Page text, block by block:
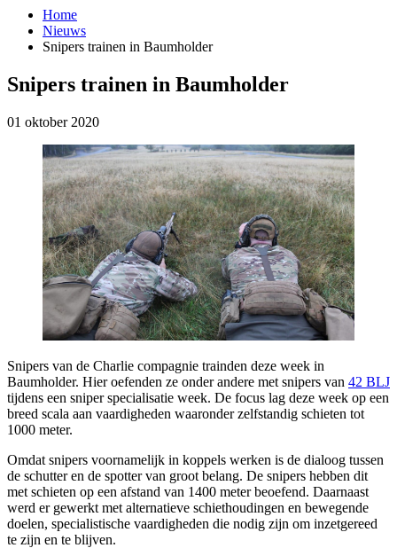
Home
Nieuws
Snipers trainen in Baumholder
Snipers trainen in Baumholder
01 oktober 2020
Snipers van de Charlie compagnie trainden deze week in
Baumholder. Hier oefenden ze onder andere met snipers van 42 BLJ
tijdens een sniper specialisatie week. De focus lag deze week op een
breed scala aan vaardigheden waaronder zelfstandig schieten tot
1000 meter.
Omdat snipers voornamelijk in koppels werken is de dialoog tussen
de schutter en de spotter van groot belang. De snipers hebben dit
met schieten op een afstand van 1400 meter beoefend. Daarnaast
werd er gewerkt met alternatieve schiethoudingen en bewegende
doelen, specialistische vaardigheden die nodig zijn om inzetgereed
te zijn en te blijven.